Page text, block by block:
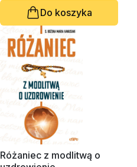
Do koszyka
Różaniec z modlitwą o